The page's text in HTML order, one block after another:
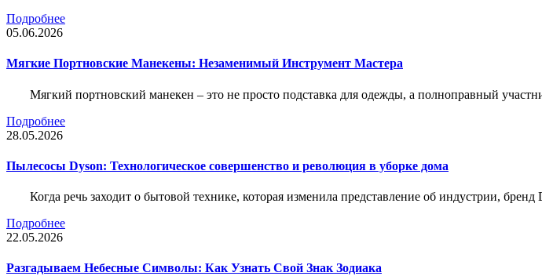
Подробнее
05.06.2026
Мягкие Портновские Манекены: Незаменимый Инструмент Мастера
Мягкий портновский манекен – это не просто подставка для одежды, а полноправный
Подробнее
28.05.2026
Пылесосы Dyson: Технологическое совершенство и революция в уборке дома
Когда речь заходит о бытовой технике, которая изменила представление об индустрии,
Подробнее
22.05.2026
Разгадываем Небесные Символы: Как Узнать Свой Знак Зодиака